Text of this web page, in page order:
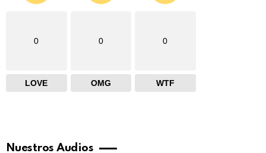
0
LOVE
0
OMG
0
WTF
Nuestros Audios